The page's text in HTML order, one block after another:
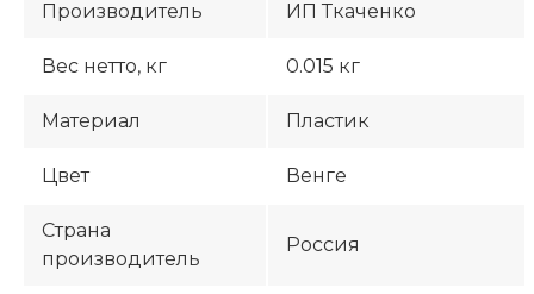
Производитель ИП Ткаченко
Вес нетто, кг 0.015 кг
Материал Пластик
Цвет Венге
Страна
производитель
Россия